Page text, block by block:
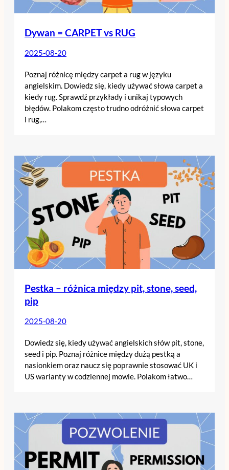
Dywan = CARPET vs RUG
2025-08-20
Poznaj różnicę między carpet a rug w języku
angielskim. Dowiedz się, kiedy używać słowa carpet a
kiedy rug. Sprawdź przykłady i unikaj typowych
błędów. Polakom często trudno odróżnić słowa carpet
i rug,…
Pestka – różnica między pit, stone, seed,
pip
2025-08-20
Dowiedz się, kiedy używać angielskich słów pit, stone,
seed i pip. Poznaj różnice między dużą pestką a
nasionkiem oraz naucz się poprawnie stosować UK i
US warianty w codziennej mowie. Polakom łatwo…